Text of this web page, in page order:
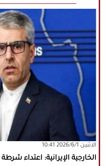
‫‫الاثنين‬‬ 2026/6/1 10:41
الخارجية الإيرانية: اعتداء